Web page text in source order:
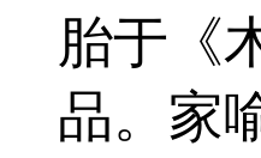
胎于《
品。家